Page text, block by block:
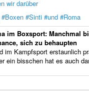
wir darüber
#Boxen #Sinti #und #Roma
im Boxsport: Manchmal
sich zu behaupten
im Kampfsport erstaunlich
ein bisschen hat es auch